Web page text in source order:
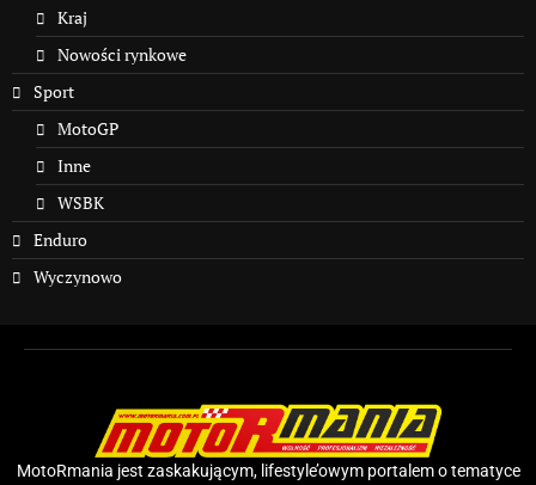
Kraj
Nowości rynkowe
Sport
MotoGP
Inne
WSBK
Enduro
Wyczynowo
MotoRmania jest zaskakującym, lifestyle’owym portalem o tematyce